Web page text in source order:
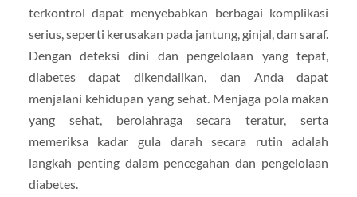
terkontrol dapat menyebabkan berbagai komplikasi
serius, seperti kerusakan pada jantung, ginjal, dan saraf.
Dengan deteksi dini dan pengelolaan yang tepat,
diabetes dapat dikendalikan, dan Anda dapat
menjalani kehidupan yang sehat. Menjaga pola makan
yang sehat, berolahraga secara teratur, serta
memeriksa kadar gula darah secara rutin adalah
langkah penting dalam pencegahan dan pengelolaan
diabetes.